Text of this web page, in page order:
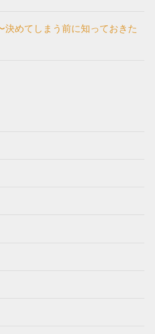
決めてしまう前に知っておきた